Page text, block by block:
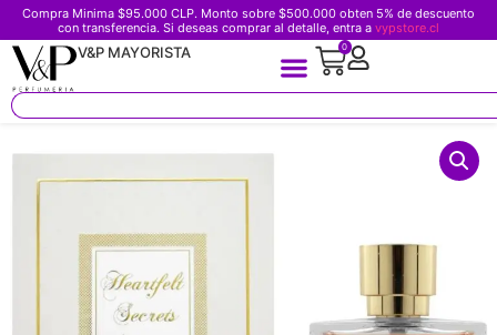
Compra Minima $95.000 CLP. Monto sobre $500.000 obten 5% de descuento
con transferencia. Si deseas comprar al detalle, entra a vypstore.cl
V&P MAYORISTA 0